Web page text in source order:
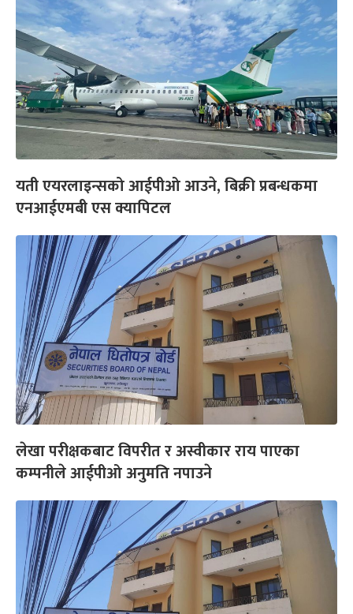
यती एयरलाइन्सको आईपीओ आउने, बिक्री प्रबन्धकमा
एनआईएमबी एस क्यापिटल
लेखा परीक्षकबाट विपरीत र अस्वीकार राय पाएका
कम्पनीले आईपीओ अनुमति नपाउने